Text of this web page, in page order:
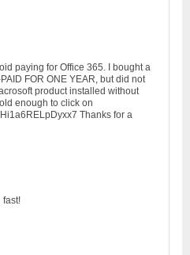
paying for Office 365. I bought a
FOR ONE YEAR, but did not
product installed without
enough to click on
Thanks for a
fast!